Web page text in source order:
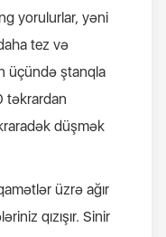
yorulurlar, yəni
tez və
üçündə ştanqla
təkrardan
düşmək
üzrə ağır
qızışır. Sinir